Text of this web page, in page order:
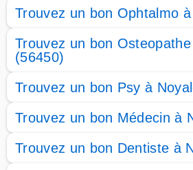
Trouvez un bon Ophtalmo
Trouvez un bon
(56450)
Trouvez un bon Psy à
Trouvez un bon Médecin à
Trouvez un bon Dentiste à